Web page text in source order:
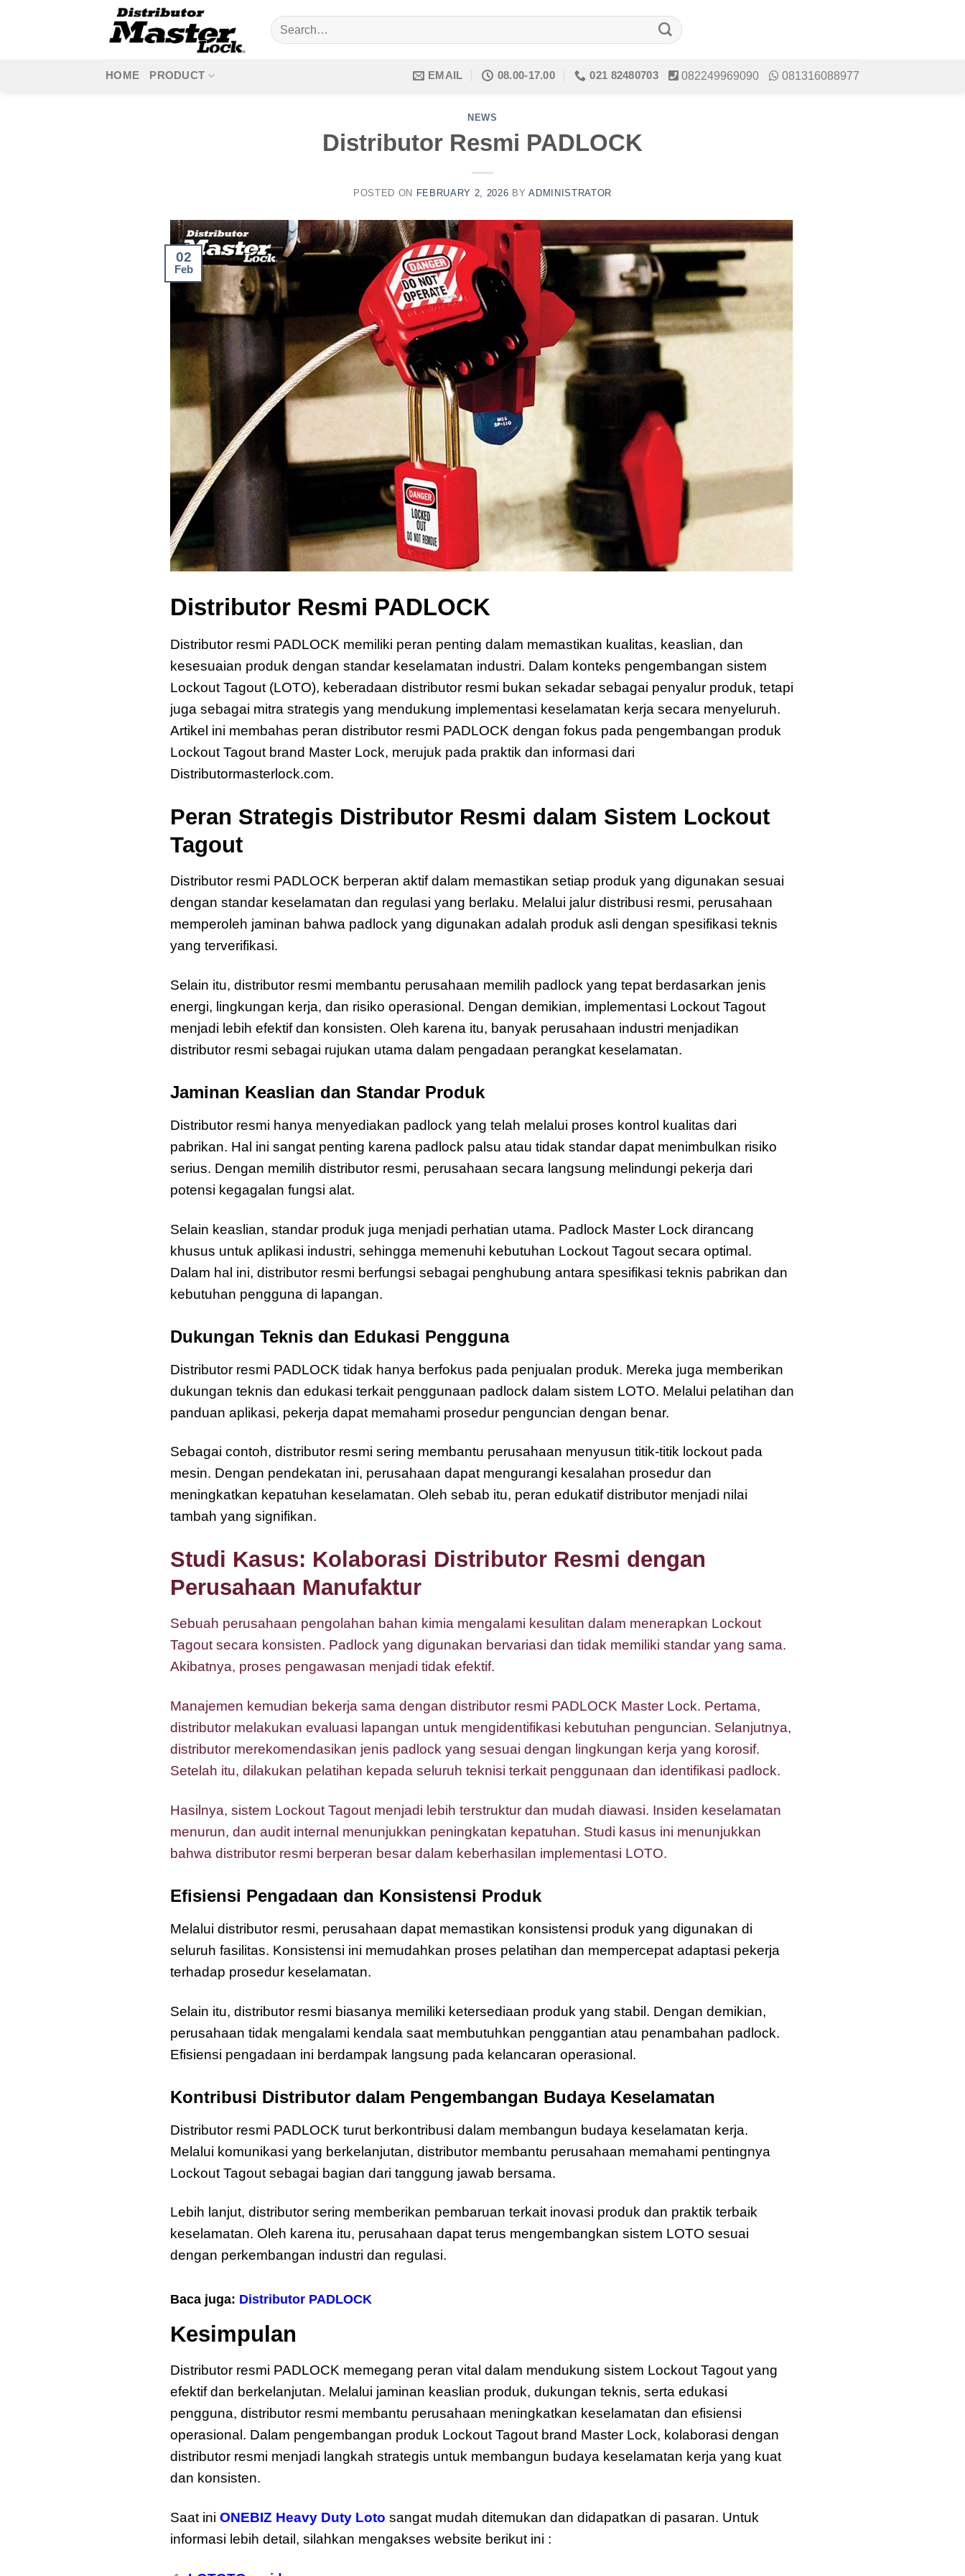
Search
for:
HOME PRODUCT EMAIL 08.00-17.00 021 82480703 082249969090 081316088977
NEWS
Distributor Resmi PADLOCK
POSTED ON FEBRUARY 2, 2026 BYADMINISTRATOR
02
Feb
Distributor Resmi PADLOCK
Distributor resmi PADLOCK memiliki peran penting dalam memastikan kualitas, keaslian, dan
kesesuaian produk dengan standar keselamatan industri. Dalam konteks pengembangan sistem
Lockout Tagout (LOTO), keberadaan distributor resmi bukan sekadar sebagai penyalur produk, tetapi
juga sebagai mitra strategis yang mendukung implementasi keselamatan kerja secara menyeluruh.
Artikel ini membahas peran distributor resmi PADLOCK dengan fokus pada pengembangan produk
Lockout Tagout brand Master Lock, merujuk pada praktik dan informasi dari
Distributormasterlock.com.
Peran Strategis Distributor Resmi dalam Sistem Lockout
Tagout
Distributor resmi PADLOCK berperan aktif dalam memastikan setiap produk yang digunakan sesuai
dengan standar keselamatan dan regulasi yang berlaku. Melalui jalur distribusi resmi, perusahaan
memperoleh jaminan bahwa padlock yang digunakan adalah produk asli dengan spesifikasi teknis
yang terverifikasi.
Selain itu, distributor resmi membantu perusahaan memilih padlock yang tepat berdasarkan jenis
energi, lingkungan kerja, dan risiko operasional. Dengan demikian, implementasi Lockout Tagout
menjadi lebih efektif dan konsisten. Oleh karena itu, banyak perusahaan industri menjadikan
distributor resmi sebagai rujukan utama dalam pengadaan perangkat keselamatan.
Jaminan Keaslian dan Standar Produk
Distributor resmi hanya menyediakan padlock yang telah melalui proses kontrol kualitas dari
pabrikan. Hal ini sangat penting karena padlock palsu atau tidak standar dapat menimbulkan risiko
serius. Dengan memilih distributor resmi, perusahaan secara langsung melindungi pekerja dari
potensi kegagalan fungsi alat.
Selain keaslian, standar produk juga menjadi perhatian utama. Padlock Master Lock dirancang
khusus untuk aplikasi industri, sehingga memenuhi kebutuhan Lockout Tagout secara optimal.
Dalam hal ini, distributor resmi berfungsi sebagai penghubung antara spesifikasi teknis pabrikan dan
kebutuhan pengguna di lapangan.
Dukungan Teknis dan Edukasi Pengguna
Distributor resmi PADLOCK tidak hanya berfokus pada penjualan produk. Mereka juga memberikan
dukungan teknis dan edukasi terkait penggunaan padlock dalam sistem LOTO. Melalui pelatihan dan
panduan aplikasi, pekerja dapat memahami prosedur penguncian dengan benar.
Sebagai contoh, distributor resmi sering membantu perusahaan menyusun titik-titik lockout pada
mesin. Dengan pendekatan ini, perusahaan dapat mengurangi kesalahan prosedur dan
meningkatkan kepatuhan keselamatan. Oleh sebab itu, peran edukatif distributor menjadi nilai
tambah yang signifikan.
Studi Kasus: Kolaborasi Distributor Resmi dengan
Perusahaan Manufaktur
Sebuah perusahaan pengolahan bahan kimia mengalami kesulitan dalam menerapkan Lockout
Tagout secara konsisten. Padlock yang digunakan bervariasi dan tidak memiliki standar yang sama.
Akibatnya, proses pengawasan menjadi tidak efektif.
Manajemen kemudian bekerja sama dengan distributor resmi PADLOCK Master Lock. Pertama,
distributor melakukan evaluasi lapangan untuk mengidentifikasi kebutuhan penguncian. Selanjutnya,
distributor merekomendasikan jenis padlock yang sesuai dengan lingkungan kerja yang korosif.
Setelah itu, dilakukan pelatihan kepada seluruh teknisi terkait penggunaan dan identifikasi padlock.
Hasilnya, sistem Lockout Tagout menjadi lebih terstruktur dan mudah diawasi. Insiden keselamatan
menurun, dan audit internal menunjukkan peningkatan kepatuhan. Studi kasus ini menunjukkan
bahwa distributor resmi berperan besar dalam keberhasilan implementasi LOTO.
Efisiensi Pengadaan dan Konsistensi Produk
Melalui distributor resmi, perusahaan dapat memastikan konsistensi produk yang digunakan di
seluruh fasilitas. Konsistensi ini memudahkan proses pelatihan dan mempercepat adaptasi pekerja
terhadap prosedur keselamatan.
Selain itu, distributor resmi biasanya memiliki ketersediaan produk yang stabil. Dengan demikian,
perusahaan tidak mengalami kendala saat membutuhkan penggantian atau penambahan padlock.
Efisiensi pengadaan ini berdampak langsung pada kelancaran operasional.
Kontribusi Distributor dalam Pengembangan Budaya Keselamatan
Distributor resmi PADLOCK turut berkontribusi dalam membangun budaya keselamatan kerja.
Melalui komunikasi yang berkelanjutan, distributor membantu perusahaan memahami pentingnya
Lockout Tagout sebagai bagian dari tanggung jawab bersama.
Lebih lanjut, distributor sering memberikan pembaruan terkait inovasi produk dan praktik terbaik
keselamatan. Oleh karena itu, perusahaan dapat terus mengembangkan sistem LOTO sesuai
dengan perkembangan industri dan regulasi.
Baca juga: Distributor PADLOCK
Kesimpulan
Distributor resmi PADLOCK memegang peran vital dalam mendukung sistem Lockout Tagout yang
efektif dan berkelanjutan. Melalui jaminan keaslian produk, dukungan teknis, serta edukasi
pengguna, distributor resmi membantu perusahaan meningkatkan keselamatan dan efisiensi
operasional. Dalam pengembangan produk Lockout Tagout brand Master Lock, kolaborasi dengan
distributor resmi menjadi langkah strategis untuk membangun budaya keselamatan kerja yang kuat
dan konsisten.
Saat ini ONEBIZ Heavy Duty Loto sangat mudah ditemukan dan didapatkan di pasaran. Untuk
informasi lebih detail, silahkan mengakses website berikut ini :